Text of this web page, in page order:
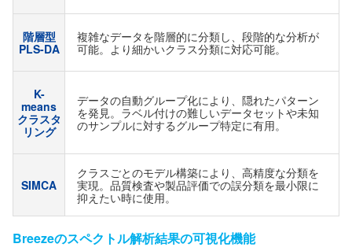
階層型
PLS-DA
複雑なデータを階層的に分類し、段階的な分析が
可能。より細かいクラス分類に対応可能。
K-
means
クラスタ
リング
データの自動グループ化により、隠れたパターン
を発見。ラベル付けの難しいデータセットや未知
のサンプルに対するグループ特定に有用。
SIMCA
クラスごとのモデル構築により、高精度な分類を
実現。品質検査や製品評価での誤分類を最小限に
抑えたい時に使用。
Breezeのスペクトル解析結果の可視化機能